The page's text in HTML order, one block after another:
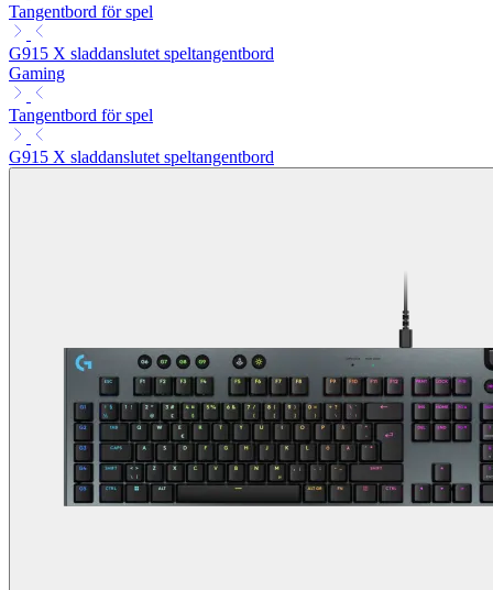
Tangentbord för spel
G915 X sladdanslutet speltangentbord
Gaming
Tangentbord för spel
G915 X sladdanslutet speltangentbord